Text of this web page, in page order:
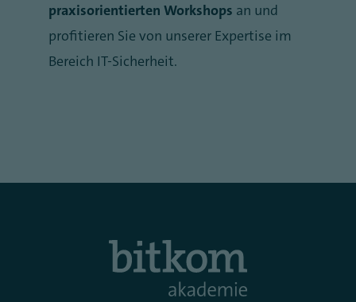
praxisorientierten Workshops an und
profitieren Sie von unserer Expertise im
Bereich IT-Sicherheit.